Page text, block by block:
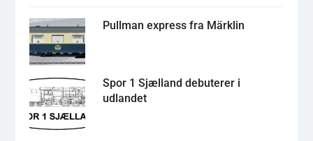
Pullman express fra Märklin
Spor 1 Sjælland debuterer i
udlandet